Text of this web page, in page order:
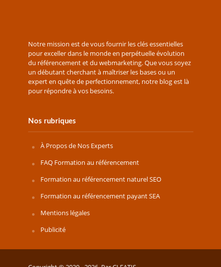
Notre mission est de vous fournir les clés essentielles
pour exceller dans le monde en perpétuelle évolution
du référencement et du webmarketing. Que vous soyez
un débutant cherchant à maîtriser les bases ou un
expert en quête de perfectionnement, notre blog est là
pour répondre à vos besoins.
Nos rubriques
À Propos de Nos Experts
FAQ Formation au référencement
Formation au référencement naturel SEO
Formation au référencement payant SEA
Mentions légales
Publicité